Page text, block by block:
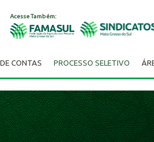
Acesse Também:
CONTAS PROCESSO SELETIVO